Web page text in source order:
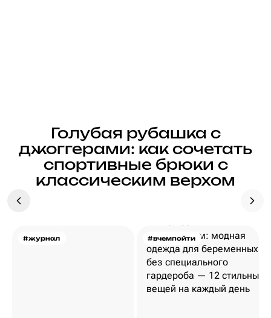
Голубая рубашка с
джоггерами: как сочетать
спортивные брюки с
классическим верхом
#журнал #вчемпойти